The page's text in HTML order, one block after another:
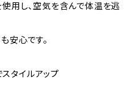
用し、空気を含んで体温を逃
安心です。
タイルアップ